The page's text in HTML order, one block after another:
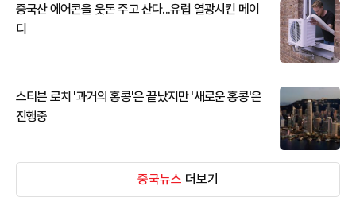
중국산 에어콘을 웃돈 주고 산다...유럽 열광시킨 메이
디
스티븐 로치 '과거의 홍콩'은 끝났지만 '새로운 홍콩'은
진행중
중국뉴스 더보기